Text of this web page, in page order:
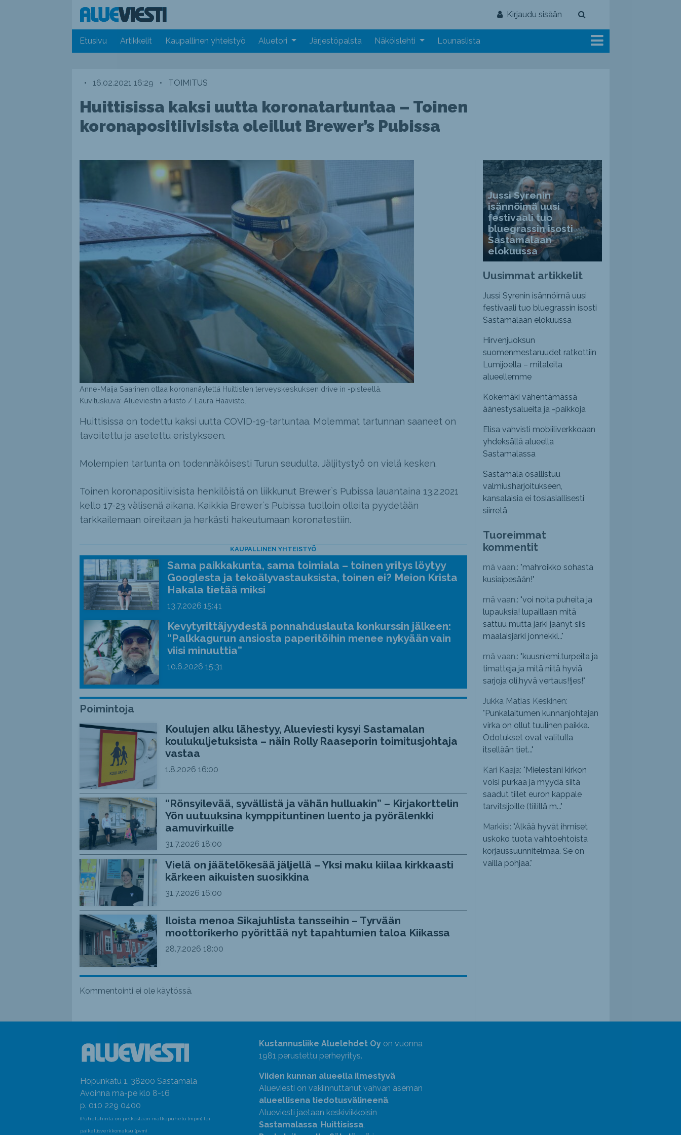
Kirjaudu sisään
Etusivu Artikkelit Kaupallinen yhteistyö Aluetori Järjestöpalsta Näköislehti Lounaslista
• 16.02.2021 16:29 • TOIMITUS
Huittisissa kaksi uutta koronatartuntaa – Toinen
koronapositiivisista oleillut Brewer’s Pubissa
Anne-Maija Saarinen ottaa koronanäytettä Huittisten terveyskeskuksen drive in -pisteellä.
Kuvituskuva: Alueviestin arkisto / Laura Haavisto.
Huittisissa on todettu kaksi uutta COVID-19-tartuntaa. Molemmat tartunnan saaneet on
tavoitettu ja asetettu eristykseen.
Molempien tartunta on todennäköisesti Turun seudulta. Jäljitystyö on vielä kesken.
Toinen koronapositiivisista henkilöistä on liikkunut Brewer`s Pubissa lauantaina 13.2.2021
kello 17-23 välisenä aikana. Kaikkia Brewer´s Pubissa tuolloin olleita pyydetään
tarkkailemaan oireitaan ja herkästi hakeutumaan koronatestiin.
KAUPALLINEN YHTEISTYÖ
Sama paikkakunta, sama toimiala – toinen yritys löytyy
Googlesta ja tekoälyvastauksista, toinen ei? Meion Krista
Hakala tietää miksi
13.7.2026 15:41
Kevytyrittäjyydestä ponnahduslauta konkurssin jälkeen:
”Palkkagurun ansiosta paperitöihin menee nykyään vain
viisi minuuttia”
10.6.2026 15:31
Poimintoja
Koulujen alku lähestyy, Alueviesti kysyi Sastamalan
koulukuljetuksista – näin Rolly Raaseporin toimitusjohtaja
vastaa
1.8.2026 16:00
“Rönsyilevää, syvällistä ja vähän hulluakin” – Kirjakorttelin
Yön uutuuksina kymppituntinen luento ja pyörälenkki
aamuvirkuille
31.7.2026 18:00
Vielä on jäätelökesää jäljellä – Yksi maku kiilaa kirkkaasti
kärkeen aikuisten suosikkina
31.7.2026 16:00
Iloista menoa Sikajuhlista tansseihin – Tyrvään
moottorikerho pyörittää nyt tapahtumien taloa Kiikassa
28.7.2026 18:00
Kommentointi ei ole käytössä.
Jussi Syrenin
isännöimä uusi
festivaali tuo
bluegrassin isosti
Sastamalaan
elokuussa
Uusimmat artikkelit
Jussi Syrenin isännöimä uusi
festivaali tuo bluegrassin isosti
Sastamalaan elokuussa
Hirvenjuoksun
suomenmestaruudet ratkottiin
Lumijoella – mitaleita
alueellemme
Kokemäki vähentämässä
äänestysalueita ja -paikkoja
Elisa vahvisti mobiiliverkkoaan
yhdeksällä alueella
Sastamalassa
Sastamala osallistuu
valmiusharjoitukseen,
kansalaisia ei tosiasiallisesti
siirretä
Tuoreimmat
kommentit
mä vaan.: "mahroikko sohasta
kusiaipesään!"
mä vaan.: "voi noita puheita ja
lupauksia! lupaillaan mitä
sattuu mutta järki jäänyt siis
maalaisjärki jonnekki..."
mä vaan.: "kuusniemi.turpeita ja
timatteja ja mitä niitä hyviä
sarjoja oli,hyvä vertaus!!jes!"
Jukka Matias Keskinen:
" Punkalaitumen kunnanjohtajan
virka on ollut tuulinen paikka.
Odotukset ovat valitulla
itsellään tiet..."
Kari Kaaja: " Mielestäni kirkon
voisi purkaa ja myydä siitä
saadut tiilet euron kappale
tarvitsijoille (tiilillä m..."
Markiisi: "Älkää hyvät ihmiset
uskoko tuota vaihtoehtoista
korjaussuunnitelmaa. Se on
vailla pohjaa."
Hopunkatu 1, 38200 Sastamala
Avoinna ma-pe klo 8-16
p. 010 229 0400
(Puheluhinta on pelkästään matkapuhelu (mpm) tai
paikallisverkkomaksu (pvm)
Kustannusliike Aluelehdet Oyon vuonna
1981 perustettu perheyritys.
Viiden kunnan alueella ilmestyvä
Alueviesti on vakiinnuttanut vahvan aseman
alueellisena tiedotusvälineenä.
Alueviesti jaetaan keskiviikkoisin
Sastamalassa, Huittisissa,